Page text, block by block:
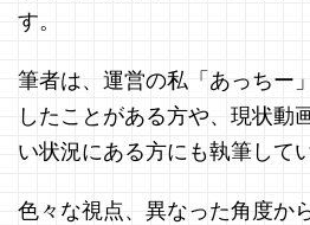
す。
筆者は、運営の私「あっちー
したことがある方や、現状動
い状況にある方にも執筆して
色々な視点、異なった角度か